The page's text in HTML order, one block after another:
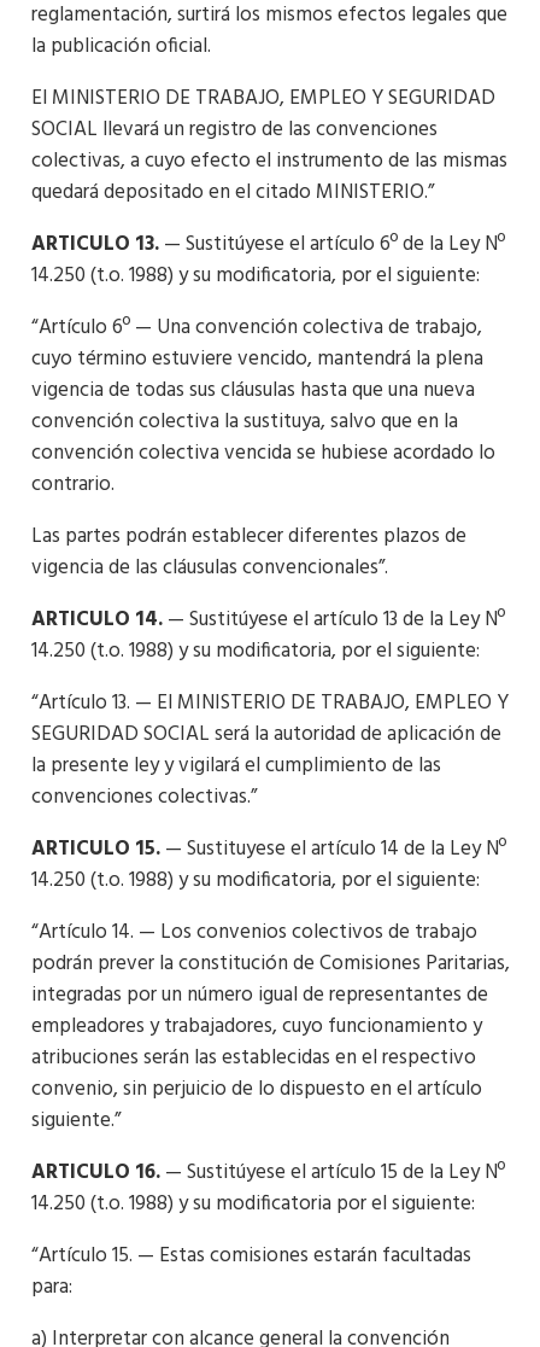
reglamentación, surtirá los mismos efectos legales que
la publicación oficial.
El MINISTERIO DE TRABAJO, EMPLEO Y SEGURIDAD
SOCIAL llevará un registro de las convenciones
colectivas, a cuyo efecto el instrumento de las mismas
quedará depositado en el citado MINISTERIO.”
ARTICULO 13.— Sustitúyese el artículo 6º de la Ley Nº
14.250 (t.o. 1988) y su modificatoria, por el siguiente:
“Artículo 6º — Una convención colectiva de trabajo,
cuyo término estuviere vencido, mantendrá la plena
vigencia de todas sus cláusulas hasta que una nueva
convención colectiva la sustituya, salvo que en la
convención colectiva vencida se hubiese acordado lo
contrario.
Las partes podrán establecer diferentes plazos de
vigencia de las cláusulas convencionales”.
ARTICULO 14.— Sustitúyese el artículo 13 de la Ley Nº
14.250 (t.o. 1988) y su modificatoria, por el siguiente:
“Artículo 13. — El MINISTERIO DE TRABAJO, EMPLEO Y
SEGURIDAD SOCIAL será la autoridad de aplicación de
la presente ley y vigilará el cumplimiento de las
convenciones colectivas.”
ARTICULO 15.— Sustituyese el artículo 14 de la Ley Nº
14.250 (t.o. 1988) y su modificatoria, por el siguiente:
“Artículo 14. — Los convenios colectivos de trabajo
podrán prever la constitución de Comisiones Paritarias,
integradas por un número igual de representantes de
empleadores y trabajadores, cuyo funcionamiento y
atribuciones serán las establecidas en el respectivo
convenio, sin perjuicio de lo dispuesto en el artículo
siguiente.”
ARTICULO 16.— Sustitúyese el artículo 15 de la Ley Nº
14.250 (t.o. 1988) y su modificatoria por el siguiente:
“Artículo 15. — Estas comisiones estarán facultadas
para:
a) Interpretar con alcance general la convención